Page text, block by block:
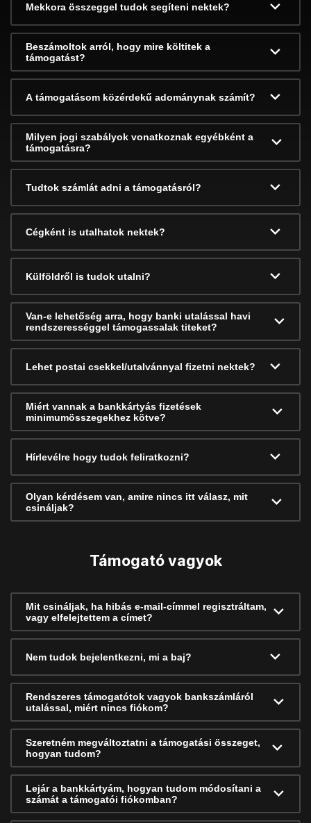
Mekkora összeggel tudok segíteni nektek?
Beszámoltok arról, hogy mire költitek a
támogatást?
A támogatásom közérdekű adománynak számít?
Milyen jogi szabályok vonatkoznak egyébként a
támogatásra?
Tudtok számlát adni a támogatásról?
Cégként is utalhatok nektek?
Külföldről is tudok utalni?
Van-e lehetőség arra, hogy banki utalással havi
rendszerességgel támogassalak titeket?
Lehet postai csekkel/utalvánnyal fizetni nektek?
Miért vannak a bankkártyás fizetések
minimumösszegekhez kötve?
Hírlevélre hogy tudok feliratkozni?
Olyan kérdésem van, amire nincs itt válasz, mit
csináljak?
Támogató vagyok
Mit csináljak, ha hibás e-mail-címmel regisztráltam,
vagy elfelejtettem a címet?
Nem tudok bejelentkezni, mi a baj?
Rendszeres támogatótok vagyok bankszámláról
utalással, miért nincs fiókom?
Szeretném megváltoztatni a támogatási összeget,
hogyan tudom?
Lejár a bankkártyám, hogyan tudom módosítani a
számát a támogatói fiókomban?